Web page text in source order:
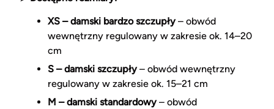
XS – damski bardzo szczupły– obwód
wewnętrzny regulowany w zakresie ok. 14–20
cm
S – damski szczupły– obwód wewnętrzny
regulowany w zakresie ok. 15–21 cm
M – damski standardowy– obwód